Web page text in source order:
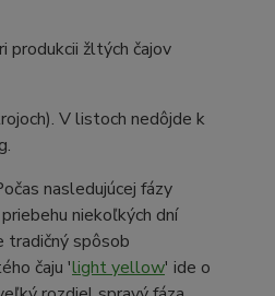
produkcii žltých čajov
V listoch nedôjde k
nasledujúcej fázy
niekoľkých dní
tradičný spôsob
čaju 'light yellow' ide o